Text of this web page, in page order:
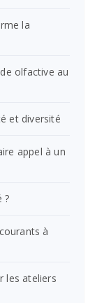
la
olfactive au
et diversité
appel à un
?
à
les ateliers